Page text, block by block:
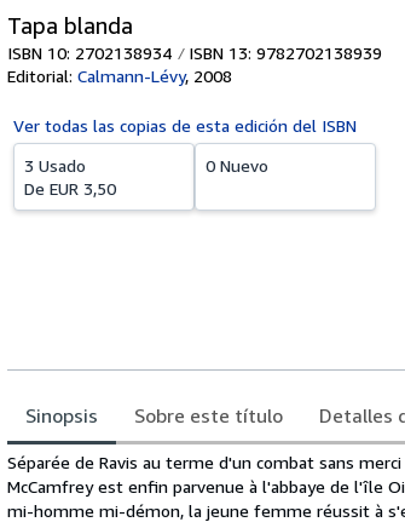
Tapa blanda
ISBN 10: 2702138934 ISBN 13: 9782702138939
Editorial: Calmann-Lévy, 2008
Ver todas las copias de esta edición del ISBN
3 Usado
De EUR 3,50
0 Nuevo
Sinopsis Sobre este título Detalles
Sinopsis
Séparée de Ravis au terme d'un combat sans
McCamfrey est enfin parvenue à l'abbaye de l'île
mi-homme mi-démon, la jeune femme réussit à